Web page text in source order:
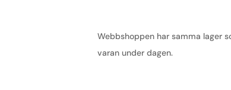
Webbshoppen har samma lager
varan under dagen.